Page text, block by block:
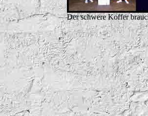
Der schwere Koffer